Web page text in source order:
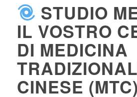
STUDIO
IL VOSTRO
DI MEDICINA
CINESE (MTC)